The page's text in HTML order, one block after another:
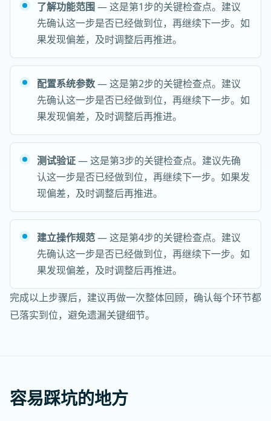
了解功能范围 — 这是第1步的关键检查点。建议
先确认这一步是否已经做到位，再继续下一步。如
果发现偏差，及时调整后再推进。
配置系统参数— 这是第2步的关键检查点。建议
先确认这一步是否已经做到位，再继续下一步。如
果发现偏差，及时调整后再推进。
测试验证— 这是第3步的关键检查点。建议先确
认这一步是否已经做到位，再继续下一步。如果发
现偏差，及时调整后再推进。
建立操作规范— 这是第4步的关键检查点。建议
先确认这一步是否已经做到位，再继续下一步。如
果发现偏差，及时调整后再推进。
完成以上步骤后，建议再做一次整体回顾，确认每个环节都
已落实到位，避免遗漏关键细节。
容易踩坑的地方